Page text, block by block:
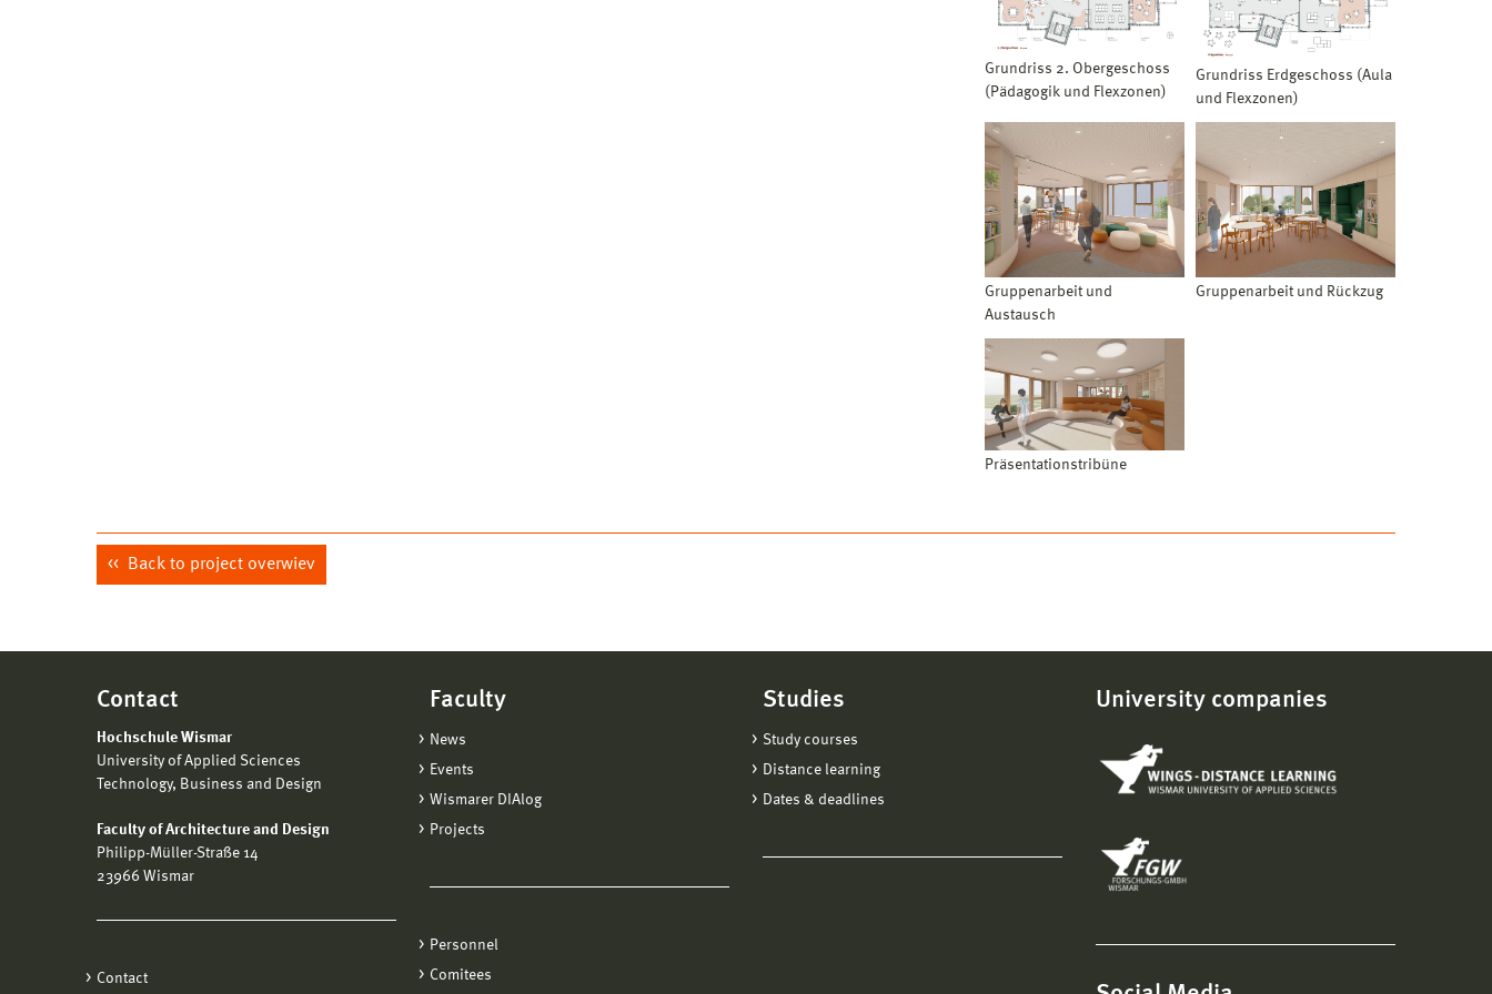
Grundriss 2. Obergeschoss
(Pädagogik und Flexzonen)
Grundriss Erdgeschoss (Aula
und Flexzonen)
Gruppenarbeit und
Austausch
Gruppenarbeit und Rückzug
Präsentationstribüne
Back to project overwiev
Contact
Hochschule Wismar
University of Applied Sciences
Technology, Business and Design
Faculty of Architecture and Design
Philipp-Müller-Straße 14
23966 Wismar
Contact
Faculty
News
Events
Wismarer DIAlog
Projects
Personnel
Comitees
Studies
Study courses
Distance learning
Dates & deadlines
University companies